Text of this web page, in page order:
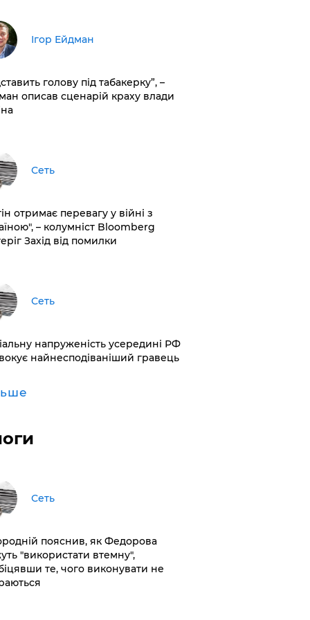
Ігор Ейдман
голову під табакерку”, –
описав сценарій краху влади
Сеть
отримає перевагу у війні з
– колумніст Bloomberg
Захід від помилки
Сеть
напруженість усередині РФ
найнесподіваніший гравець
Сеть
пояснив, як Федорова
"використати втемну",
те, чого виконувати не